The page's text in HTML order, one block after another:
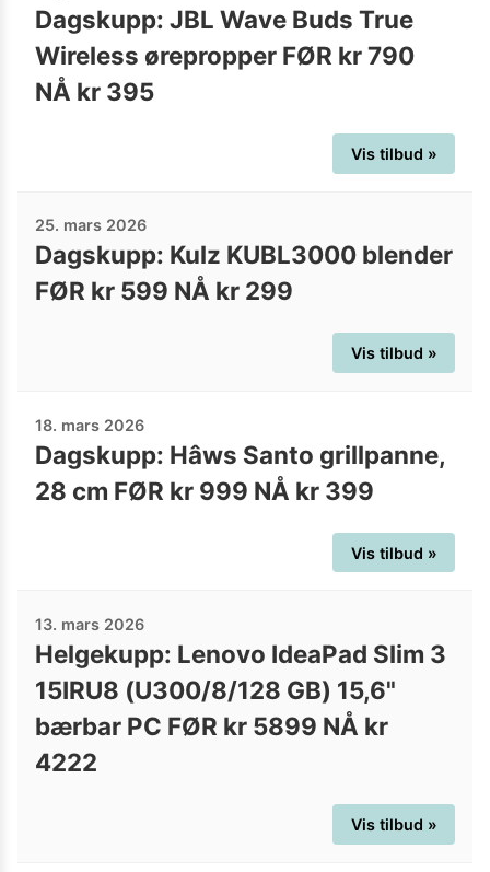
Dagskupp: JBL Wave Buds True
Wireless ørepropper FØR kr 790
NÅ kr 395
Vis tilbud »
25. mars 2026
Dagskupp: Kulz KUBL3000 blender
FØR kr 599 NÅ kr 299
Vis tilbud »
18. mars 2026
Dagskupp: Hâws Santo grillpanne,
28 cm FØR kr 999 NÅ kr 399
Vis tilbud »
13. mars 2026
Helgekupp: Lenovo IdeaPad Slim 3
15IRU8 (U300/8/128 GB) 15,6"
bærbar PC FØR kr 5899 NÅ kr
4222
Vis tilbud »